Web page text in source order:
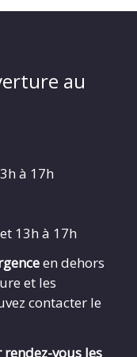
au
à 17h
13h à 17h
en dehors
et les
contacter le
rendez-vous les